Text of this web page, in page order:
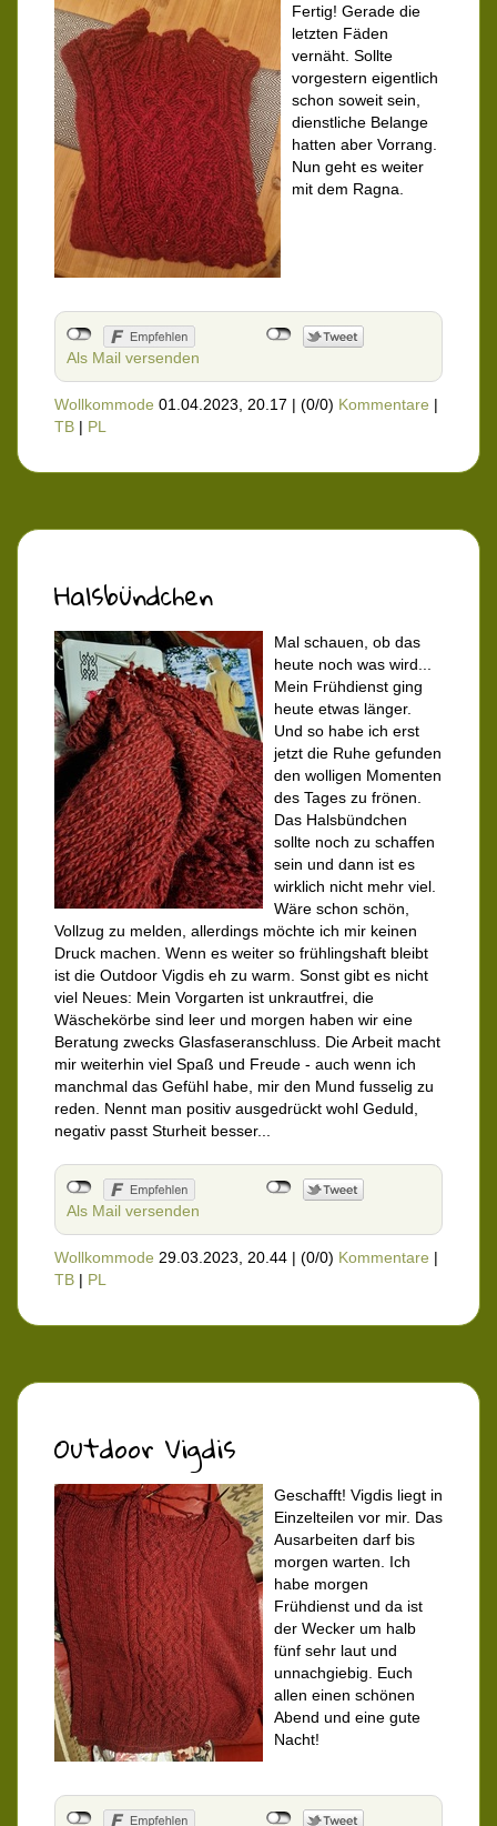
Fertig! Gerade die
letzten Fäden
vernäht. Sollte
vorgestern eigentlich
schon soweit sein,
dienstliche Belange
hatten aber Vorrang.
Nun geht es weiter
mit dem Ragna.
Als Mail versenden
Wollkommode 01.04.2023, 20.17 | (0/0) Kommentare |
TB | PL
Halsbündchen
Mal schauen, ob das
heute noch was wird...
Mein Frühdienst ging
heute etwas länger.
Und so habe ich erst
jetzt die Ruhe gefunden
den wolligen Momenten
des Tages zu frönen.
Das Halsbündchen
sollte noch zu schaffen
sein und dann ist es
wirklich nicht mehr viel.
Wäre schon schön,
Vollzug zu melden, allerdings möchte ich mir keinen
Druck machen. Wenn es weiter so frühlingshaft bleibt
ist die Outdoor Vigdis eh zu warm. Sonst gibt es nicht
viel Neues: Mein Vorgarten ist unkrautfrei, die
Wäschekörbe sind leer und morgen haben wir eine
Beratung zwecks Glasfaseranschluss. Die Arbeit macht
mir weiterhin viel Spaß und Freude - auch wenn ich
manchmal das Gefühl habe, mir den Mund fusselig zu
reden. Nennt man positiv ausgedrückt wohl Geduld,
negativ passt Sturheit besser...
Als Mail versenden
Wollkommode 29.03.2023, 20.44 | (0/0) Kommentare |
TB | PL
Outdoor Vigdis
Geschafft! Vigdis liegt in
Einzelteilen vor mir. Das
Ausarbeiten darf bis
morgen warten. Ich
habe morgen
Frühdienst und da ist
der Wecker um halb
fünf sehr laut und
unnachgiebig. Euch
allen einen schönen
Abend und eine gute
Nacht!